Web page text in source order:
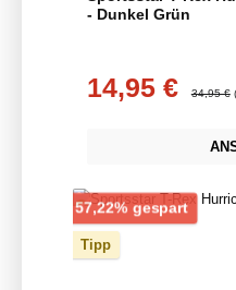
- Dunkel Grün
Verkaufspreis:
14,95 € 34,95 €
57,22% gespartRabatt
Tipp